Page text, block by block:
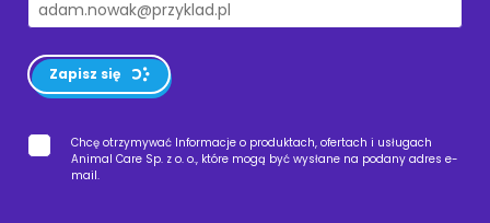
Zapisz się
Chcę otrzymywać Informacje o produktach, ofertach i usługach
Animal Care Sp. z o. o., które mogą być wysłane na podany adres e-
mail.